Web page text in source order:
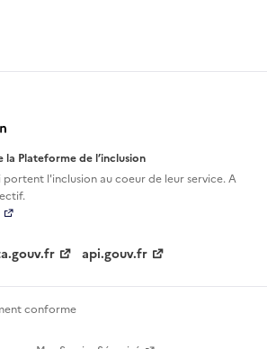
Plateforme de l’inclusion
portent l'inclusion aucoeur de leur service. A
api.gouv.fr
conforme